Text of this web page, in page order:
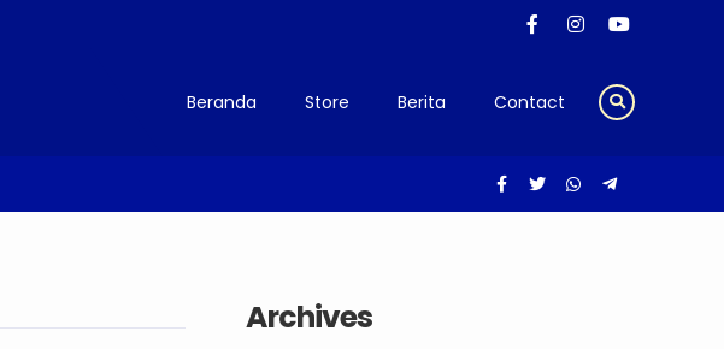
Beranda Store Berita Contact
Archives